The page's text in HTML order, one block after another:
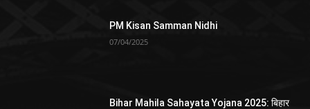
PM Kisan Samman Nidhi
07/04/2025
Bihar Mahila Sahayata Yojana 2025: बिहार